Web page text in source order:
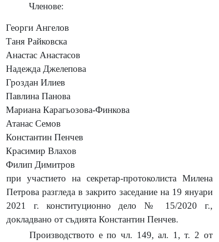
Членове:
Георги Ангелов
Таня Райковска
Анастас Анастасов
Надежда Джелепова
Гроздан Илиев
Павлина Панова
Мариана Карагьозова-Финкова
Атанас Семов
Константин Пенчев
Красимир Влахов
Филип Димитров
при участието на секретар-протоколиста Милена
Петрова разгледа в закрито заседание на 19 януари
2021 г. конституционно дело № 15/2020 г.,
докладвано от съдията Константин Пенчев.
Производството е по чл. 149, ал. 1, т. 2 от